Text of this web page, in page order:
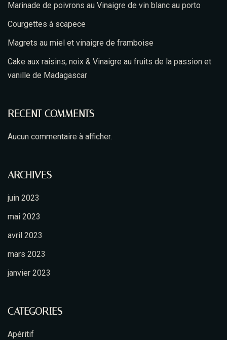
Marinade de poivrons au Vinaigre de vin blanc au porto
Courgettes à scapece
Magrets au miel et vinaigre de framboise
Cake aux raisins, noix & Vinaigre au fruits de la passion et
vanille de Madagascar
RECENT COMMENTS
Aucun commentaire à afficher.
ARCHIVES
juin 2023
mai 2023
avril 2023
mars 2023
janvier 2023
CATEGORIES
Apéritif